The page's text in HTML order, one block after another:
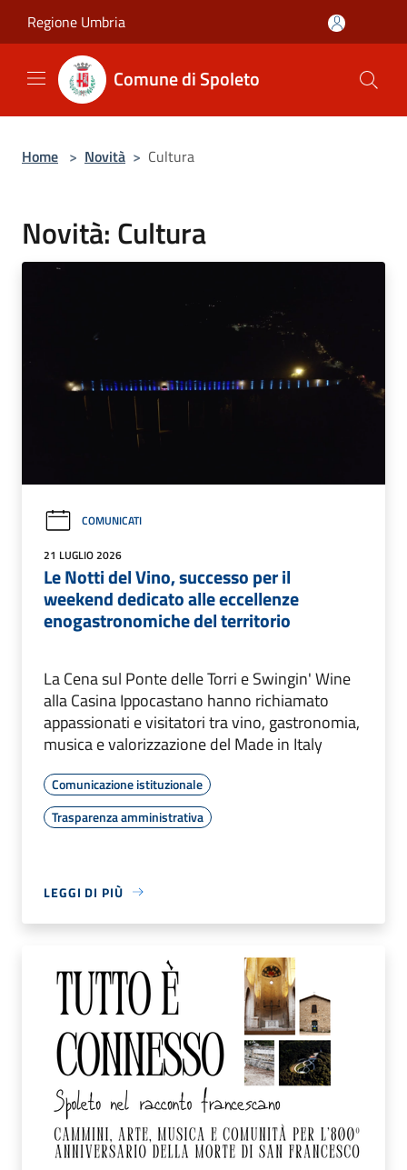
Regione Umbria
Comune di Spoleto
Home > Novità > Cultura
Novità: Cultura
COMUNICATI
21 LUGLIO 2026
Le Notti del Vino, successo per il
weekend dedicato alle eccellenze
enogastronomiche del territorio
La Cena sul Ponte delle Torri e Swingin' Wine
alla Casina Ippocastano hanno richiamato
appassionati e visitatori tra vino, gastronomia,
musica e valorizzazione del Made in Italy
Comunicazione istituzionale
Trasparenza amministrativa
LEGGI DI PIÙ